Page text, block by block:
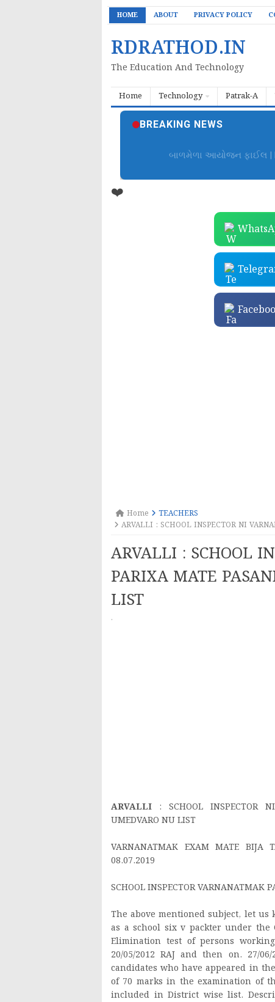
HOME ABOUT PRIVACY POLICY
RDRATHOD.IN
The Education And Technology
Home Technology Patrak-A
BREAKING NEWS
બાળમેળા આયોજન ફાઈલ |
❤️
Home
TEACHERS
ARVALLI : SCHOOL INSPECTOR NI
ARVALLI : SCHOOL
PARIXA MATE
LIST
·
ARVALLI : SCHOOL INSPECTOR
UMEDVARO NU LIST
VARNANATMAK EXAM MATE BIJA
08.07.2019
SCHOOL INSPECTOR VARNANATMAK
The above mentioned subject, let
as a school six v packter under the
Elimination test of persons
20/05/2012 RAJ and then on. 27/
candidates who have appeared in
of 70 marks in the examination of
included in District wise list.